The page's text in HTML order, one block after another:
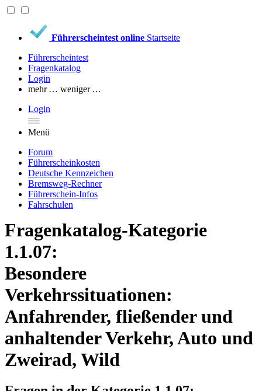
Führerscheintest online Startseite
Führerscheintest
Fragenkatalog
Login
mehr … weniger …
Login
Menü
Forum
Führerscheinkosten
Deutsche Kennzeichen
Bremsweg-Rechner
Führerschein-Infos
Fahrschulen
Fragenkatalog-Kategorie
1.1.07:
Besondere
Verkehrssituationen:
Anfahrender, fließender und
anhaltender Verkehr, Auto und
Zweirad, Wild